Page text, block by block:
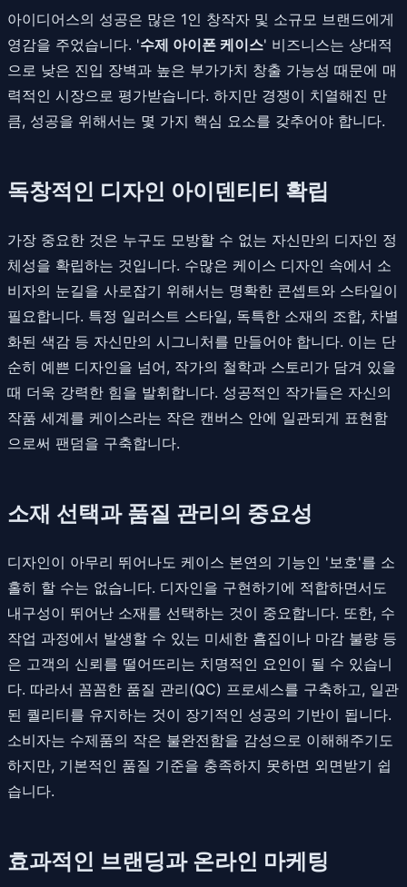
아이디어스의 성공은 많은 1인 창작자 및 소규모 브랜드에게
영감을 주었습니다. '수제 아이폰 케이스' 비즈니스는 상대적
으로 낮은 진입 장벽과 높은 부가가치 창출 가능성 때문에 매
력적인 시장으로 평가받습니다. 하지만 경쟁이 치열해진 만
큼, 성공을 위해서는 몇 가지 핵심 요소를 갖추어야 합니다.
독창적인 디자인 아이덴티티 확립
가장 중요한 것은 누구도 모방할 수 없는 자신만의 디자인 정
체성을 확립하는 것입니다. 수많은 케이스 디자인 속에서 소
비자의 눈길을 사로잡기 위해서는 명확한 콘셉트와 스타일이
필요합니다. 특정 일러스트 스타일, 독특한 소재의 조합, 차별
화된 색감 등 자신만의 시그니처를 만들어야 합니다. 이는 단
순히 예쁜 디자인을 넘어, 작가의 철학과 스토리가 담겨 있을
때 더욱 강력한 힘을 발휘합니다. 성공적인 작가들은 자신의
작품 세계를 케이스라는 작은 캔버스 안에 일관되게 표현함
으로써 팬덤을 구축합니다.
소재 선택과 품질 관리의 중요성
디자인이 아무리 뛰어나도 케이스 본연의 기능인 '보호'를 소
홀히 할 수는 없습니다. 디자인을 구현하기에 적합하면서도
내구성이 뛰어난 소재를 선택하는 것이 중요합니다. 또한, 수
작업 과정에서 발생할 수 있는 미세한 흠집이나 마감 불량 등
은 고객의 신뢰를 떨어뜨리는 치명적인 요인이 될 수 있습니
다. 따라서 꼼꼼한 품질 관리(QC) 프로세스를 구축하고, 일관
된 퀄리티를 유지하는 것이 장기적인 성공의 기반이 됩니다.
소비자는 수제품의 작은 불완전함을 감성으로 이해해주기도
하지만, 기본적인 품질 기준을 충족하지 못하면 외면받기 쉽
습니다.
효과적인 브랜딩과 온라인 마케팅